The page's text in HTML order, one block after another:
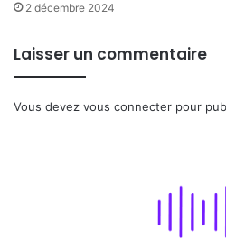
2 décembre 2024
Laisser un commentaire
Vous devez vous connecter pour